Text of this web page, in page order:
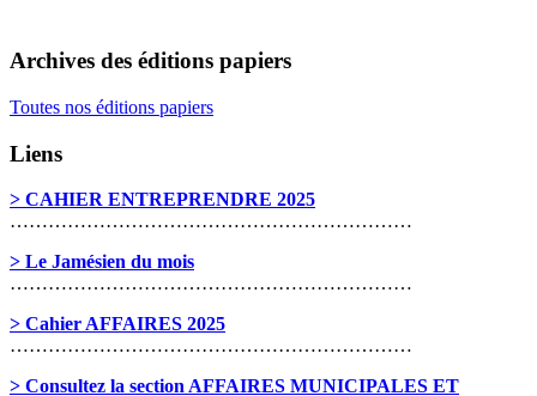
Archives des éditions papiers
Toutes nos éditions papiers
Liens
> CAHIER ENTREPRENDRE 2025
………………………………………………………
> Le Jamésien du mois
………………………………………………………
> Cahier AFFAIRES 2025
………………………………………………………
> Consultez la section AFFAIRES MUNICIPALES ET